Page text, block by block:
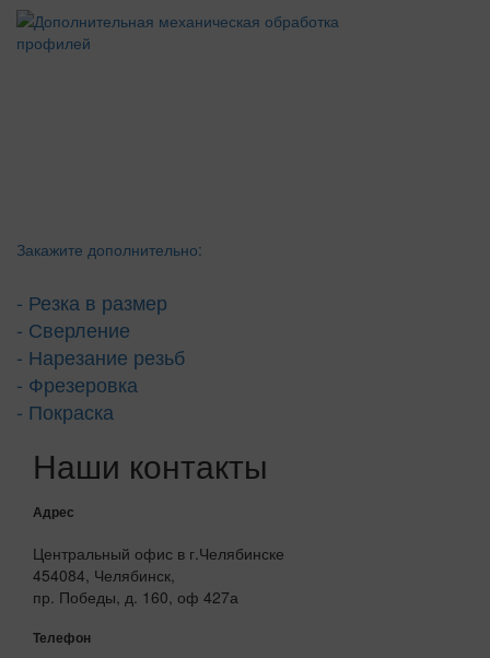
Закажите дополнительно:
- Резка в размер
- Сверление
- Нарезание резьб
- Фрезеровка
- Покраска
Наши контакты
Адрес
Центральный офис в г.Челябинске
454084, Челябинск,
пр. Победы, д. 160, оф 427а
Телефон